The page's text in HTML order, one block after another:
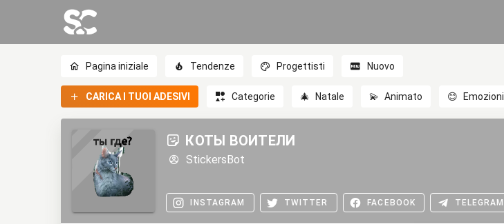
Pagina iniziale Tendenze Progettisti Nuovo
CARICA I TUOI ADESIVI Categorie 🎄 Natale 💫 Animato 😊 Emozioni
КОТЫ ВОИТЕЛИ
StickersBot
INSTAGRAM TWITTER FACEBOOK TELEGRAM